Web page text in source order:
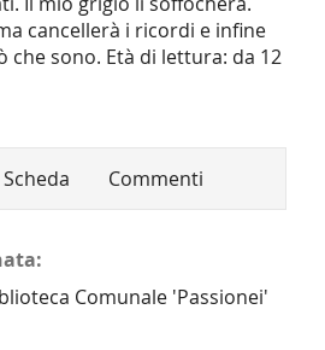
cancellerà i ricordi e infine
che sono. Età di lettura: da 12
Scheda Commenti
Comunale 'Passionei'